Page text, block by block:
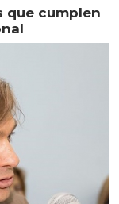
que cumplen